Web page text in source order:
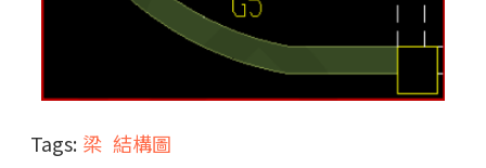
Tags: 梁 結構圖